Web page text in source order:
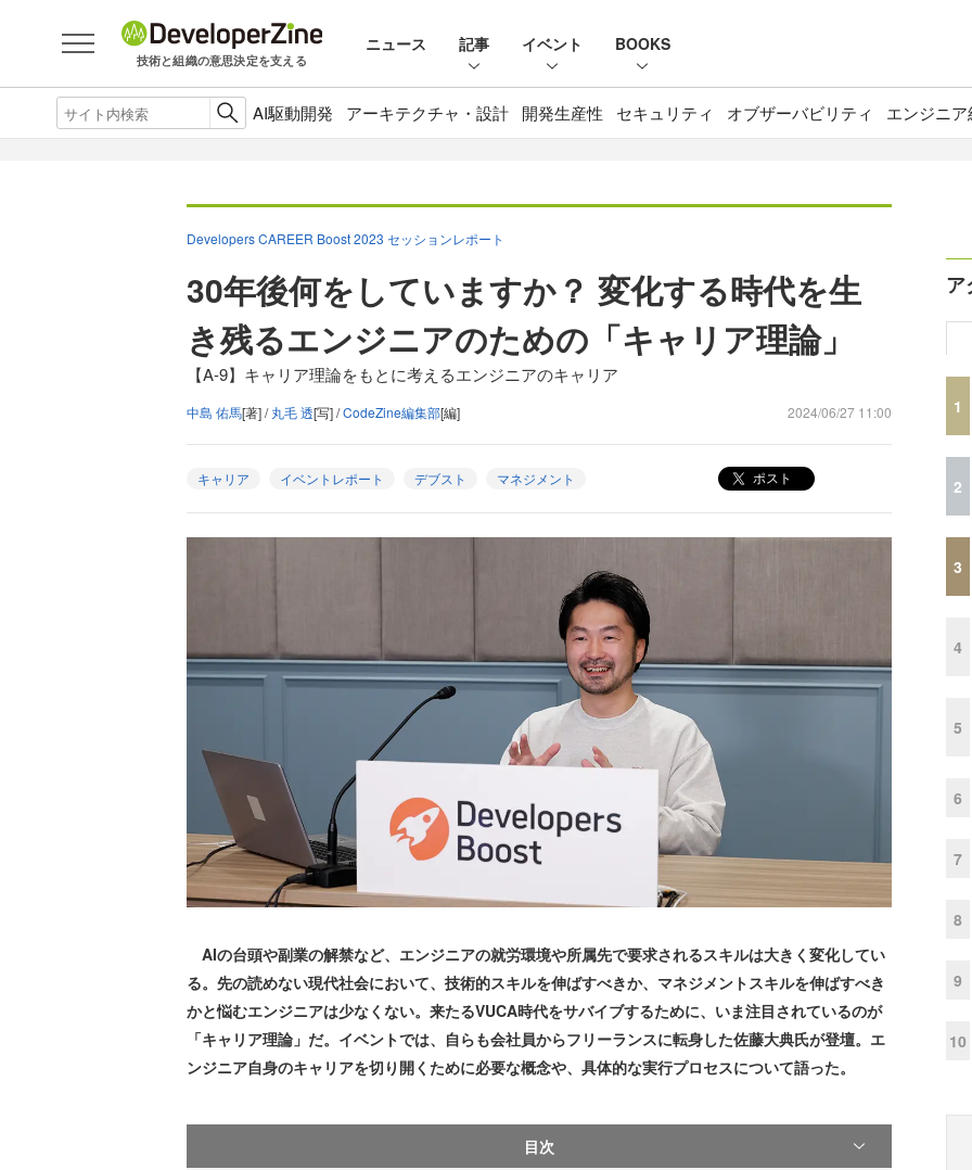
技術と組織の意思決定を支える
ニュース 記事 イベント BOOKS
AI駆動開発 アーキテクチャ・設計 開発生産性 セキュリティ オブザーバビリティ エンジニ
Developers CAREER Boost 2023 セッションレポート
30年後何をしていますか？ 変化する時代を生
き残るエンジニアのための「キャリア理論」
【A-9】キャリア理論をもとに考えるエンジニアのキャリア
中島 佑馬[著] /丸毛 透[写] /CodeZine編集部[編] 2024/06/27 11:00
キャリア イベントレポート デブスト マネジメント ポスト
AIの台頭や副業の解禁など、エンジニアの就労環境や所属先で要求されるスキルは大きく変化してい
る。先の読めない現代社会において、技術的スキルを伸ばすべきか、マネジメントスキルを伸ばすべき
かと悩むエンジニアは少なくない。来たるVUCA時代をサバイブするために、いま注目されているのが
「キャリア理論」だ。イベントでは、自らも会社員からフリーランスに転身した佐藤大典氏が登壇。エ
ンジニア自身のキャリアを切り開くために必要な概念や、具体的な実行プロセスについて語った。
目次
ア
1
2
3
4
5
6
7
8
9
10